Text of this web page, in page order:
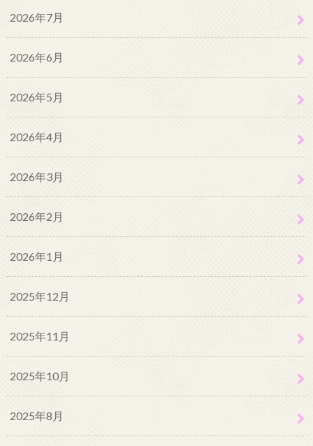
2026年7月
2026年6月
2026年5月
2026年4月
2026年3月
2026年2月
2026年1月
2025年12月
2025年11月
2025年10月
2025年8月